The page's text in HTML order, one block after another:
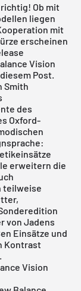
Ob mit
liegen
mit
erscheinen
Vision
Post.
Smith
des
Oxford-
erweitern die
teilweise
von Jadens
Einsätze und
Kontrast
Vision